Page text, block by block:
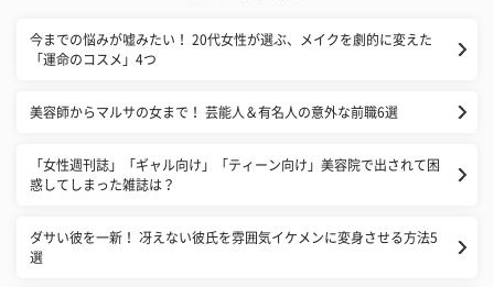
今までの悩みが嘘みたい！ 20代女性が選ぶ、メイクを劇的に変えた
「運命のコスメ」4つ
美容師からマルサの女まで！ 芸能人＆有名人の意外な前職6選
​「女性週刊誌」「ギャル向け」「ティーン向け」美容院で出されて困
惑してしまった雑誌は？
ダサい彼を一新！ 冴えない彼氏を雰囲気イケメンに変身させる方法5
選